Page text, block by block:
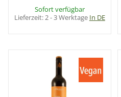
Sofort verfügbar
Lieferzeit:2 - 3 Werktage In DE